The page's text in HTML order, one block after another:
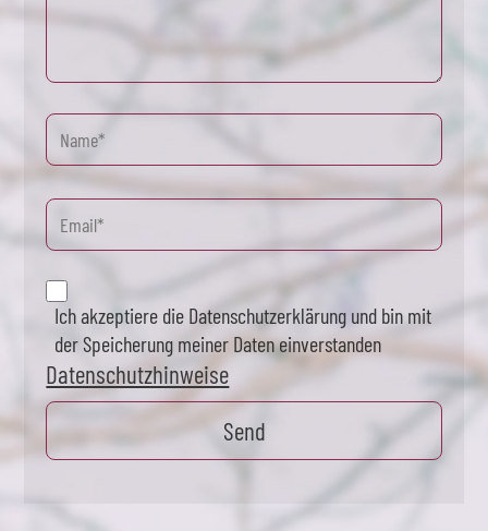
Ich akzeptiere die Datenschutzerklärung und bin mit
der Speicherung meiner Daten einverstanden
Datenschutzhinweise